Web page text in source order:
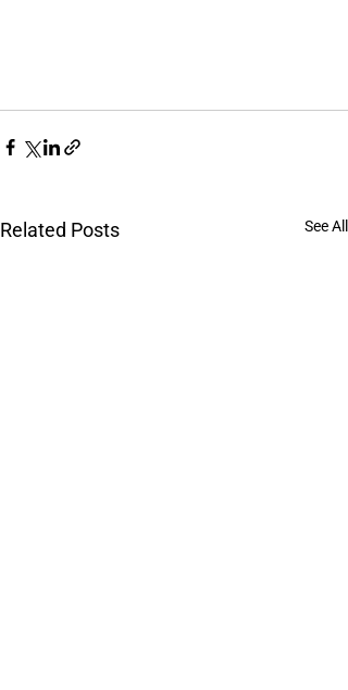
Related Posts See All